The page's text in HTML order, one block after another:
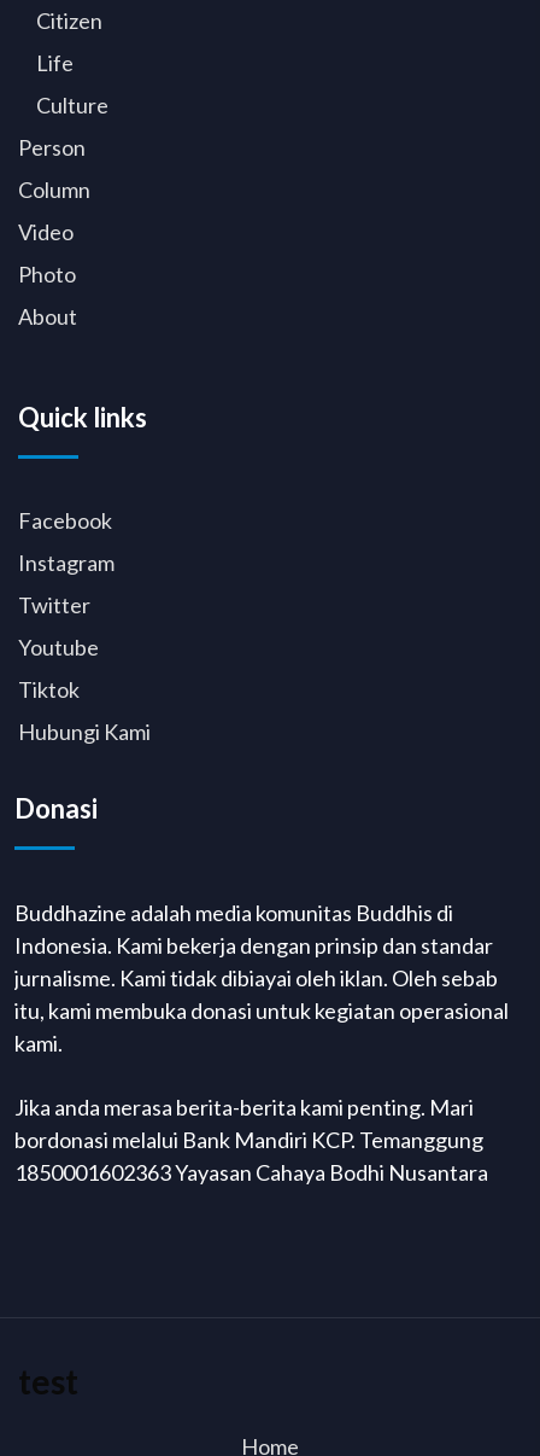
Citizen
Life
Culture
Person
Column
Video
Photo
About
Quick links
Facebook
Instagram
Twitter
Youtube
Tiktok
Hubungi Kami
Donasi
Buddhazine adalah media komunitas Buddhis di
Indonesia. Kami bekerja dengan prinsip dan standar
jurnalisme. Kami tidak dibiayai oleh iklan. Oleh sebab
itu, kami membuka donasi untuk kegiatan operasional
kami.
Jika anda merasa berita-berita kami penting. Mari
bordonasi melalui Bank Mandiri KCP. Temanggung
1850001602363 Yayasan Cahaya Bodhi Nusantara
test
Home